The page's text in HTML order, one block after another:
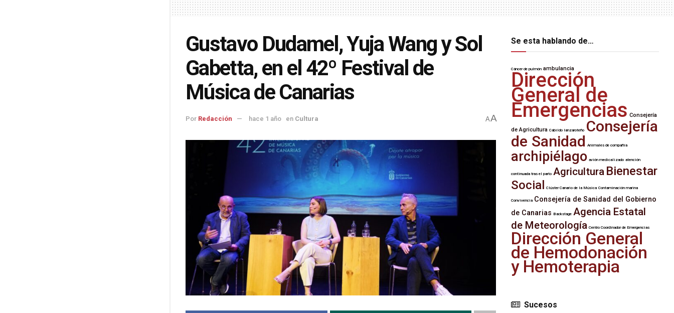
Gustavo Dudamel, Yuja Wang y Sol
Gabetta, en el 42º Festival de
Música de Canarias
Por Redacción hace 1 año en Cultura AA
Se esta hablando de…
Cáncer de pulmón ambulancia
Dirección
General de
Emergencias Consejería
de Agricultura Cabildo lanzaroteño Consejería
de Sanidad Animales de compañía
archipiélago avión medicalizado atención
continuada tras el parto Agricultura Bienestar
Social
Clúster Canario de la Música Contaminación marina
Convivencia Consejería de Sanidad del Gobierno
de Canarias Backstage Agencia Estatal
de Meteorología Centro Coordinador de Emergencias
Dirección General
de Hemodonación
y Hemoterapia
Sucesos